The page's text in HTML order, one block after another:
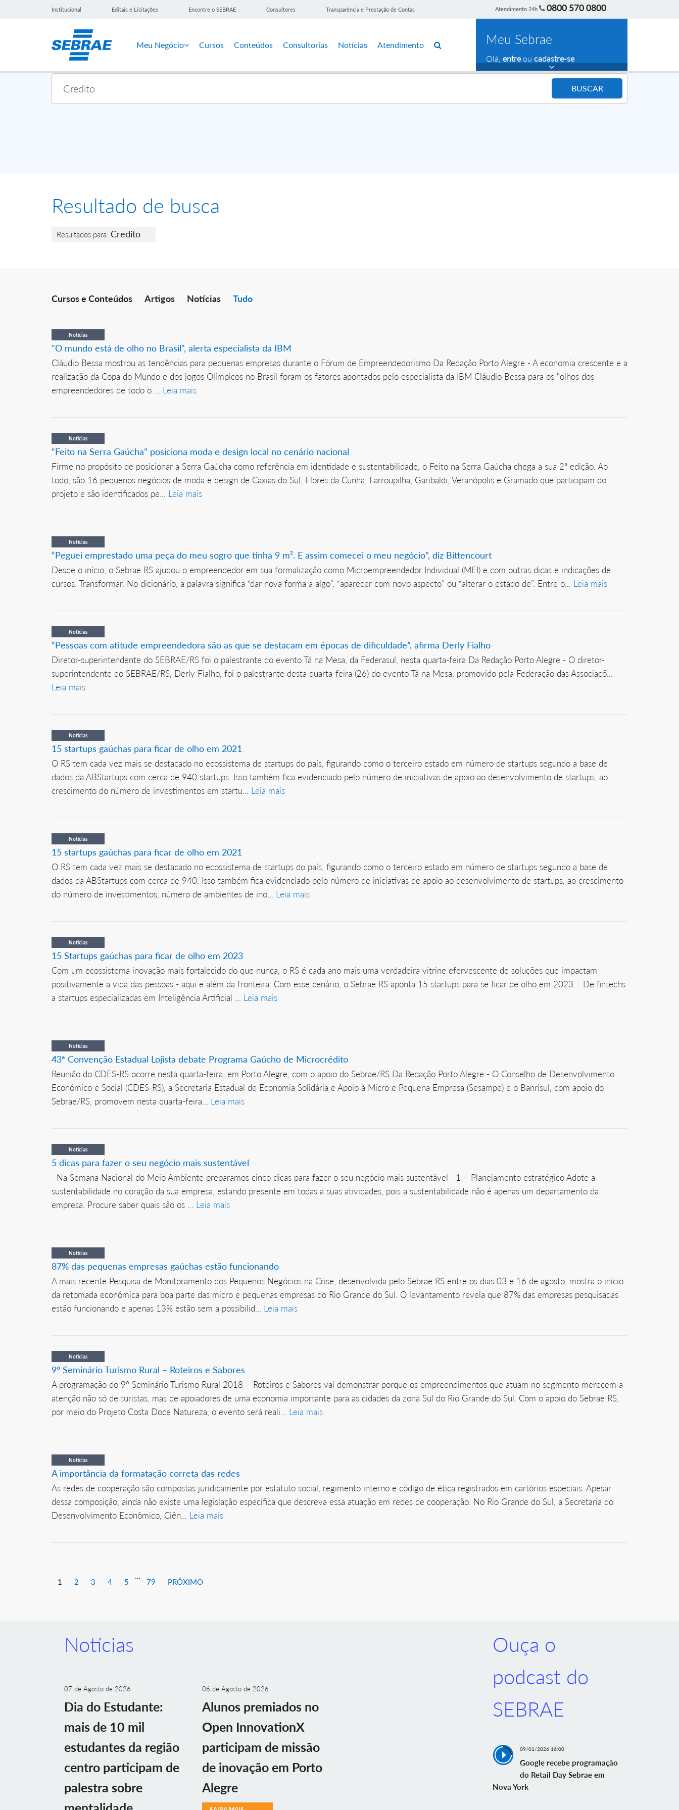
Institucional Editais e Licitações Encontre o SEBRAE Consultores Transparência e Prestação de Contas Atendimento 24h 0800 570 0800
Meu Negócio Cursos Conteúdos Consultorias Notícias Atendimento Meu Sebrae
Olá, entreou cadastre-se
BUSCAR
Resultado de busca
Resultados para: Credito
Cursos e Conteúdos Artigos Notícias Tudo
Notícias
"O mundo está de olho no Brasil", alerta especialista da IBM
Cláudio Bessa mostrou as tendências para pequenas empresas durante o Fórum de Empreendedorismo Da Redação Porto Alegre - A economia crescente e a
realização da Copa do Mundo e dos jogos Olímpicos no Brasil foram os fatores apontados pelo especialista da IBM Cláudio Bessa para os "olhos dos
empreendedores de todo o ... Leia mais
Notícias
“Feito na Serra Gaúcha” posiciona moda e design local no cenário nacional
Firme no propósito de posicionar a Serra Gaúcha como referência em identidade e sustentabilidade, o Feito na Serra Gaúcha chega a sua 2ª edição. Ao
todo, são 16 pequenos negócios de moda e design de Caxias do Sul, Flores da Cunha, Farroupilha, Garibaldi, Veranópolis e Gramado que participam do
projeto e são identificados pe... Leia mais
Notícias
“Peguei emprestado uma peça do meu sogro que tinha 9 m². E assim comecei o meu negócio”, diz Bittencourt
Desde o início, o Sebrae RS ajudou o empreendedor em sua formalização como Microempreendedor Individual (MEI) e com outras dicas e indicações de
cursos. Transformar. No dicionário, a palavra significa “dar nova forma a algo”, “aparecer com novo aspecto” ou “alterar o estado de”. Entre o... Leia mais
Notícias
“Pessoas com atitude empreendedora são as que se destacam em épocas de dificuldade”, afirma Derly Fialho
Diretor-superintendente do SEBRAE/RS foi o palestrante do evento Tá na Mesa, da Federasul, nesta quarta-feira Da Redação Porto Alegre - O diretor-
superintendente do SEBRAE/RS, Derly Fialho, foi o palestrante desta quarta-feira (26) do evento Tá na Mesa, promovido pela Federação das Associaçõ...
Leia mais
Notícias
15 startups gaúchas para ficar de olho em 2021
O RS tem cada vez mais se destacado no ecossistema de startups do país, figurando como o terceiro estado em número de startups segundo a base de
dados da ABStartups com cerca de 940 startups. Isso também fica evidenciado pelo número de iniciativas de apoio ao desenvolvimento de startups, ao
crescimento do número de investimentos em startu... Leia mais
Notícias
15 startups gaúchas para ficar de olho em 2021
O RS tem cada vez mais se destacado no ecossistema de startups do país, figurando como o terceiro estado em número de startups segundo a base de
dados da ABStartups com cerca de 940. Isso também fica evidenciado pelo número de iniciativas de apoio ao desenvolvimento de startups, ao crescimento
do número de investimentos, número de ambientes de ino... Leia mais
Notícias
15 Startups gaúchas para ficar de olho em 2023
Com um ecossistema inovação mais fortalecido do que nunca, o RS é cada ano mais uma verdadeira vitrine efervescente de soluções que impactam
positivamente a vida das pessoas - aqui e além da fronteira. Com esse cenário, o Sebrae RS aponta 15 startups para se ficar de olho em 2023. De fintechs
a startups especializadas em Inteligência Artificial ... Leia mais
Notícias
43ª Convenção Estadual Lojista debate Programa Gaúcho de Microcrédito
Reunião do CDES-RS ocorre nesta quarta-feira, em Porto Alegre, com o apoio do Sebrae/RS Da Redação Porto Alegre - O Conselho de Desenvolvimento
Econômico e Social (CDES-RS), a Secretaria Estadual de Economia Solidária e Apoio à Micro e Pequena Empresa (Sesampe) e o Banrisul, com apoio do
Sebrae/RS, promovem nesta quarta-feira... Leia mais
Notícias
5 dicas para fazer o seu negócio mais sustentável
Na Semana Nacional do Meio Ambiente preparamos cinco dicas para fazer o seu negócio mais sustentável 1 – Planejamento estratégico Adote a
sustentabilidade no coração da sua empresa, estando presente em todas a suas atividades, pois a sustentabilidade não é apenas um departamento da
empresa. Procure saber quais são os ... Leia mais
Notícias
87% das pequenas empresas gaúchas estão funcionando
A mais recente Pesquisa de Monitoramento dos Pequenos Negócios na Crise, desenvolvida pelo Sebrae RS entre os dias 03 e 16 de agosto, mostra o início
da retomada econômica para boa parte das micro e pequenas empresas do Rio Grande do Sul. O levantamento revela que 87% das empresas pesquisadas
estão funcionando e apenas 13% estão sem a possibilid... Leia mais
Notícias
9º Seminário Turismo Rural – Roteiros e Sabores
A programação do 9º Seminário Turismo Rural 2018 – Roteiros e Sabores vai demonstrar porque os empreendimentos que atuam no segmento merecem a
atenção não só de turistas, mas de apoiadores de uma economia importante para as cidades da zona Sul do Rio Grande do Sul. Com o apoio do Sebrae RS,
por meio do Projeto Costa Doce Natureza, o evento será reali... Leia mais
Notícias
A importância da formatação correta das redes
As redes de cooperação são compostas juridicamente por estatuto social, regimento interno e código de ética registrados em cartórios especiais. Apesar
dessa composição, ainda não existe uma legislação específica que descreva essa atuação em redes de cooperação. No Rio Grande do Sul, a Secretaria do
Desenvolvimento Econômico, Ciên... Leia mais
1 2 3 4 5
…
79 PRÓXIMO
Notícias
07 de Agosto de 2026
Dia do Estudante:
mais de 10 mil
estudantes da região
centro participam de
palestra sobre
06 de Agosto de 2026
Alunos premiados no
Open InnovationX
participam de missão
de inovação em Porto
Alegre
Ouça o
podcast do
SEBRAE
09/01/2026 16:00
Google recebe programação
do Retail Day Sebrae em
Nova York